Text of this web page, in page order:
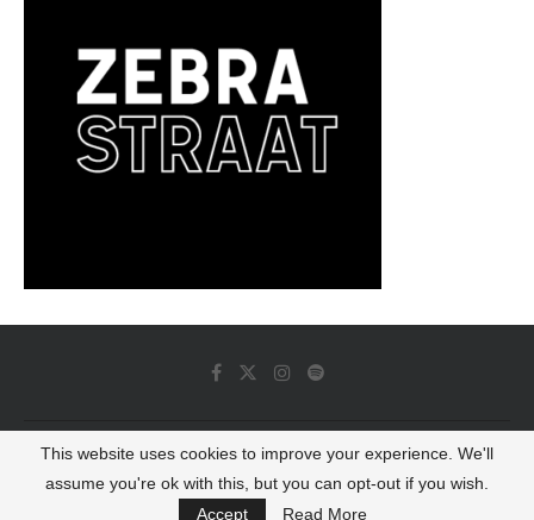
© 2022 - Luminous Dash All Rights Reserved
BACK TO TOP
This website uses cookies to improve your experience. We'll
assume you're ok with this, but you can opt-out if you wish.
Accept
Read More